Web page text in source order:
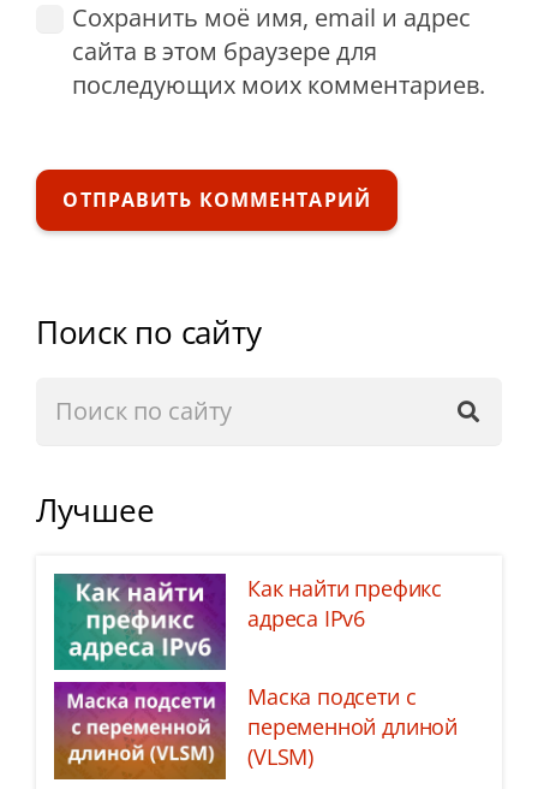
Сохранить моё имя, email и адрес
сайта в этом браузере для
последующих моих комментариев.
ОТПРАВИТЬ КОММЕНТАРИЙ
Поиск по сайту
Лучшее
Как найти префикс
адреса IPv6
Маска подсети с
переменной длиной
(VLSM)